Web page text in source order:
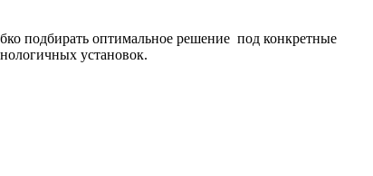
подбирать оптимальное решение под конкретные
установок.